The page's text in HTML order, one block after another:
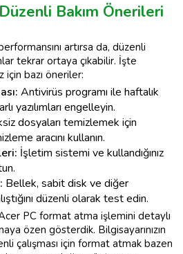
Bakım Önerileri
artırsa da, düzenli
tekrar ortaya çıkabilir. İşte
için bazı öneriler:
Antivirüs programı ile haftalık
yazılımları engelleyin.
dosyaları temizlemek için
aracını kullanın.
İşletim sistemi ve kullandığınız
Bellek, sabit disk ve diğer
düzenli olarak test edin.
PC format atma işlemini detaylı
özen gösterdik. Bilgisayarınızın
çalışması için format atmak bazen